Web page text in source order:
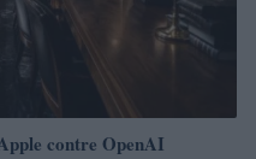
contre OpenAI